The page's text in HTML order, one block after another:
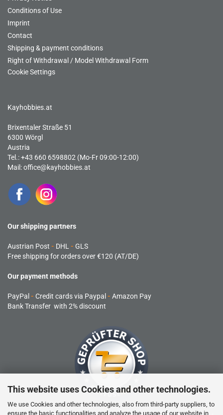
This website uses Cookies and other technologies.
We use Cookies and other technologies, also from third-party suppliers, to
ensure the basic functionalities and analyze the usage of our website in
Conditions of Use
Imprint
Contact
Shipping & payment conditions
Right of Withdrawal / Model Withdrawal Form
Cookie Settings
Kayhobbies.at
Brixentaler Straße 51
6300 Wörgl
Austria
Tel.: +43 660 6598802 (Mo-Fr 09:00-12:00)
Mail:office@kayhobbies.at
Our shipping partners
Austrian Post - DHL - GLS
Free shipping for orders over €120 (AT/DE)
Our payment methods
PayPal - Credit cards via Paypal - Amazon Pay
Bank Transfer with 2% discount